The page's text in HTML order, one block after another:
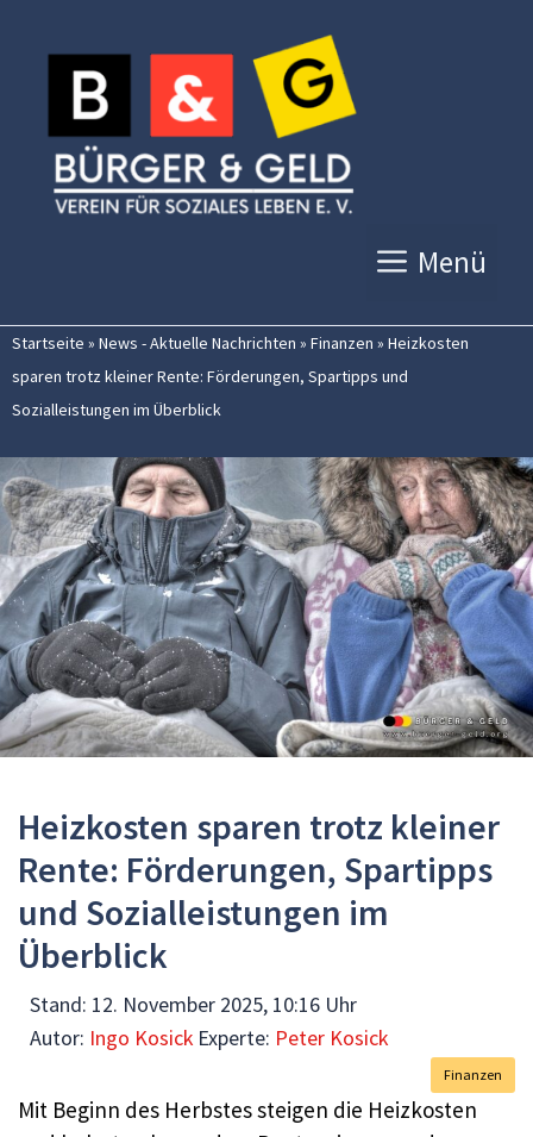
Inhalt
springen
Menü
Startseite » News - Aktuelle Nachrichten » Finanzen » Heizkosten
sparen trotz kleiner Rente: Förderungen, Spartipps und
Sozialleistungen im Überblick
Heizkosten sparen trotz kleiner
Rente: Förderungen, Spartipps
und Sozialleistungen im
Überblick
Stand: 12. November 2025, 10:16 Uhr
Autor: Ingo Kosick Experte: Peter Kosick
Finanzen
Mit Beginn des Herbstes steigen die Heizkosten